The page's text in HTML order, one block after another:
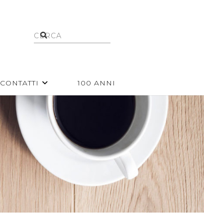
CONTATTI 100 ANNI